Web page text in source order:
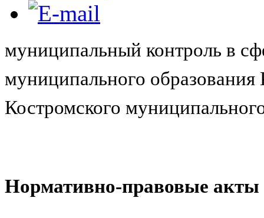
муниципальный контроль в
муниципального образования
Костромского
Нормативно-правовые акты